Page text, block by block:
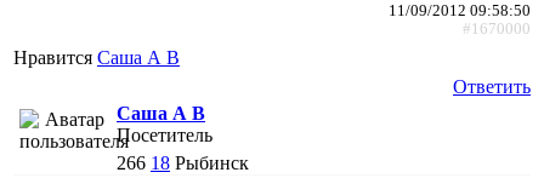
11/09/2012 09:58:50
#1670000
Нравится Саша А В
Ответить
Саша А В
Посетитель
266 18 Рыбинск